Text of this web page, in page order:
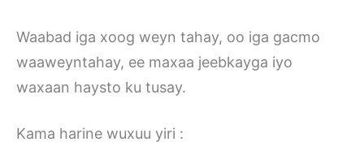
Waabad iga xoog weyn tahay, oo iga gacmo
waaweyntahay, ee maxaa jeebkayga iyo
waxaan haysto ku tusay.
Kama harine wuxuu yiri :